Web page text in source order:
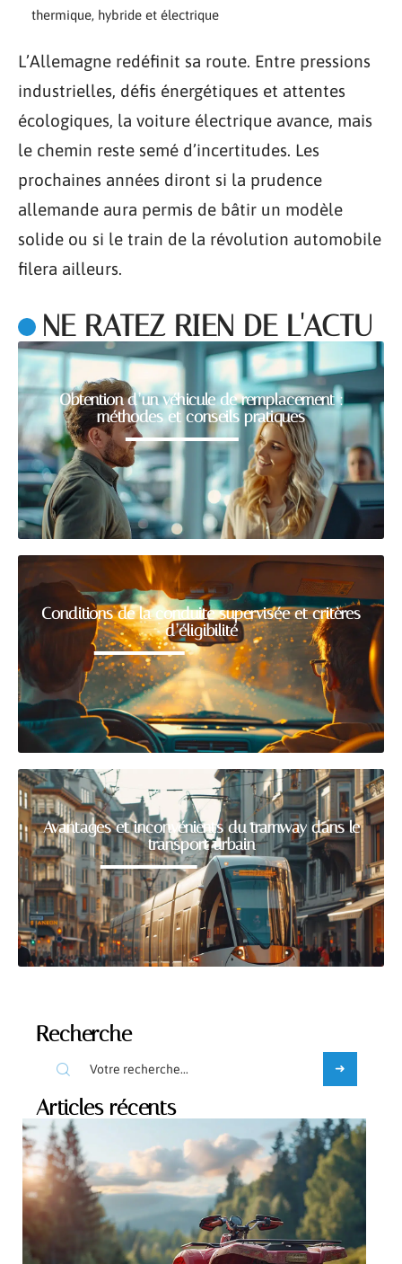
thermique, hybride et électrique
L’Allemagne redéfinit sa route. Entre pressions
industrielles, défis énergétiques et attentes
écologiques, la voiture électrique avance, mais
le chemin reste semé d’incertitudes. Les
prochaines années diront si la prudence
allemande aura permis de bâtir un modèle
solide ou si le train de la révolution automobile
filera ailleurs.
NE RATEZ RIEN DE L'ACTU
Obtention d’un véhicule de remplacement :
méthodes et conseils pratiques
Conditions de la conduite supervisée et critères
d’éligibilité
Avantages et inconvénients du tramway dans le
transport urbain
Recherche
Articles récents